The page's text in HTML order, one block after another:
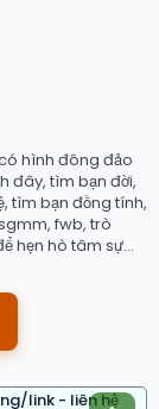
hình đông đảo
đây, tìm bạn đời,
tìm bạn đồng tính,
fwb, trò
hẹn hò tâm sự...
link - liên hệ